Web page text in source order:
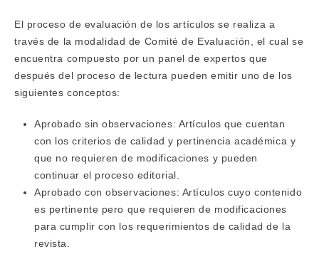
El proceso de evaluación de los artículos se realiza a
través de la modalidad de Comité de Evaluación, el cual se
encuentra compuesto por un panel de expertos que
después del proceso de lectura pueden emitir uno de los
siguientes conceptos:
Aprobado sin observaciones: Artículos que cuentan
con los criterios de calidad y pertinencia académica y
que no requieren de modificaciones y pueden
continuar el proceso editorial.
Aprobado con observaciones: Artículos cuyo contenido
es pertinente pero que requieren de modificaciones
para cumplir con los requerimientos de calidad de la
revista.